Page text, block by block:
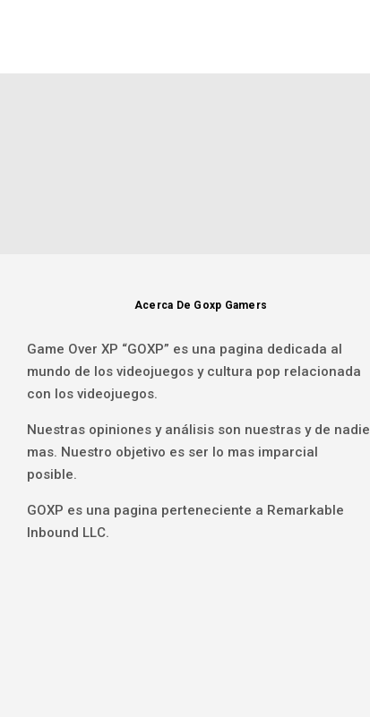
Acerca De Goxp Gamers
Game Over XP “GOXP” es una pagina dedicada al
mundo de los videojuegos y cultura pop relacionada
con los videojuegos.
Nuestras opiniones y análisis son nuestras y de nadie
mas. Nuestro objetivo es ser lo mas imparcial
posible.
GOXP es una pagina perteneciente a Remarkable
Inbound LLC.